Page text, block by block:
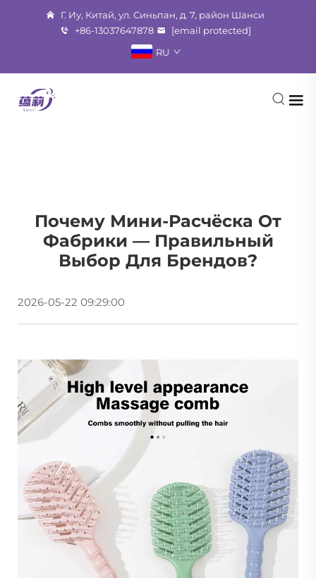
Г. Иу, Китай, ул. Синьпан, д. 7, район Шанси
+86-13037647878
[email protected]
RU
Почему Мини-Расчёска От
Фабрики — Правильный
Выбор Для Брендов?
2026-05-22 09:29:00